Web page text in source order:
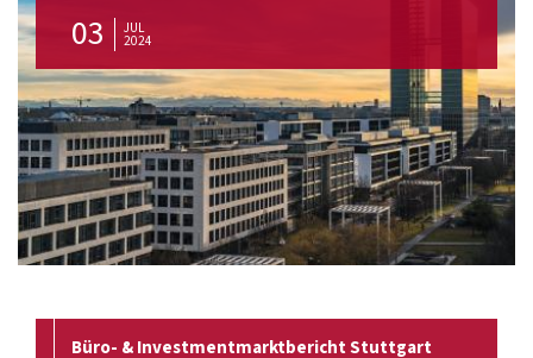
03 JUL
2024
Büro- & Investmentmarktbericht Stuttgart